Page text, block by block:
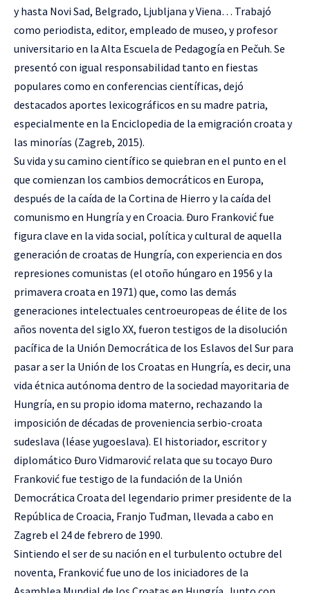
y hasta Novi Sad, Belgrado, Ljubljana y Viena… Trabajó
como periodista, editor, empleado de museo, y profesor
universitario en la Alta Escuela de Pedagogía en Pečuh. Se
presentó con igual responsabilidad tanto en fiestas
populares como en conferencias científicas, dejó
destacados aportes lexicográficos en su madre patria,
especialmente en la Enciclopedia de la emigración croata y
las minorías (Zagreb, 2015).
Su vida y su camino científico se quiebran en el punto en el
que comienzan los cambios democráticos en Europa,
después de la caída de la Cortina de Hierro y la caída del
comunismo en Hungría y en Croacia. Đuro Franković fue
figura clave en la vida social, política y cultural de aquella
generación de croatas de Hungría, con experiencia en dos
represiones comunistas (el otoño húngaro en 1956 y la
primavera croata en 1971) que, como las demás
generaciones intelectuales centroeuropeas de élite de los
años noventa del siglo XX, fueron testigos de la disolución
pacífica de la Unión Democrática de los Eslavos del Sur para
pasar a ser la Unión de los Croatas en Hungría, es decir, una
vida étnica autónoma dentro de la sociedad mayoritaria de
Hungría, en su propio idoma materno, rechazando la
imposición de décadas de proveniencia serbio-croata
sudeslava (léase yugoeslava). El historiador, escritor y
diplomático Đuro Vidmarović relata que su tocayo Đuro
Franković fue testigo de la fundación de la Unión
Democrática Croata del legendario primer presidente de la
República de Croacia, Franjo Tuđman, llevada a cabo en
Zagreb el 24 de febrero de 1990.
Sintiendo el ser de su nación en el turbulento octubre del
noventa, Franković fue uno de los iniciadores de la